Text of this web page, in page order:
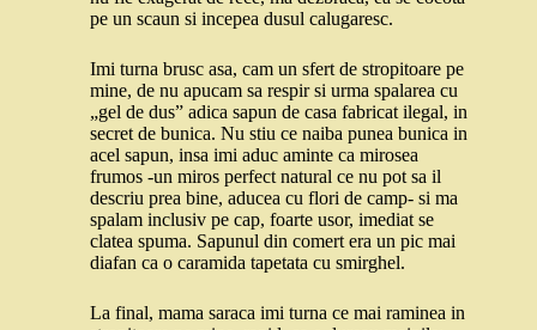
pe un scaun si incepea dusul calugaresc.
Imi turna brusc asa, cam un sfert de stropitoare pe
mine, de nu apucam sa respir si urma spalarea cu
„gel de dus” adica sapun de casa fabricat ilegal, in
secret de bunica. Nu stiu ce naiba punea bunica in
acel sapun, insa imi aduc aminte ca mirosea
frumos -un miros perfect natural ce nu pot sa il
descriu prea bine, aducea cu flori de camp- si ma
spalam inclusiv pe cap, foarte usor, imediat se
clatea spuma. Sapunul din comert era un pic mai
diafan ca o caramida tapetata cu smirghel.
La final, mama saraca imi turna ce mai raminea in